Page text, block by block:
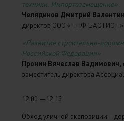
техники. Импортозамещение»
Челядинов Дмитрий
директор ООО «НПФ
«Развитие строительно-
Российской Федерации»
Пронин Вячеслав Вадимович,
заместитель директора
12:00 —12:15
Обход уличной экспозиции –